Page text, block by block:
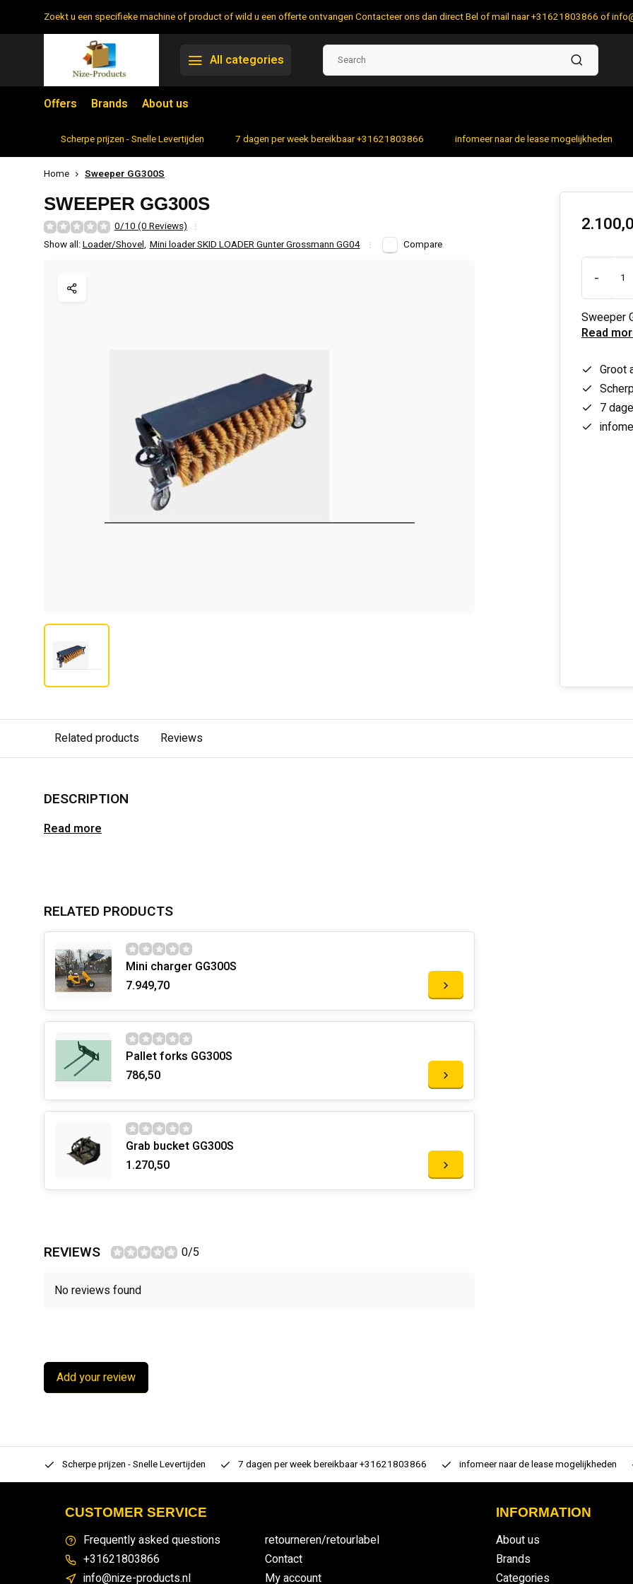
Zoekt u een specifieke machine of product of wild u een offerte ontvangen Contacteer ons dan direct Bel of mail naar +31621803866 of
All categories
Offers Brands About us
Scherpe prijzen - Snelle Levertijden 7 dagen per week bereikbaar +31621803866 infomeer naar de lease mogelijkheden
Home Sweeper GG300S
SWEEPER GG300S
0/10 (0 Reviews)
Show all:Loader/Shovel, Mini loader SKID LOADER Gunter Grossmann GG04 Compare
-
Sweeper
Read
Groot
7
Related products Reviews
DESCRIPTION
Read more
RELATED PRODUCTS
Mini charger GG300S
7.949,70
Pallet forks GG300S
786,50
Grab bucket GG300S
1.270,50
REVIEWS 0/5
No reviews found
Add your review
Scherpe prijzen - Snelle Levertijden 7 dagen per week bereikbaar +31621803866 infomeer naar de lease mogelijkheden
CUSTOMER SERVICE
Frequently asked questions
+31621803866
info@nize-products.nl
retourneren/retourlabel
Contact
My account
INFORMATION
About us
Brands
Categories